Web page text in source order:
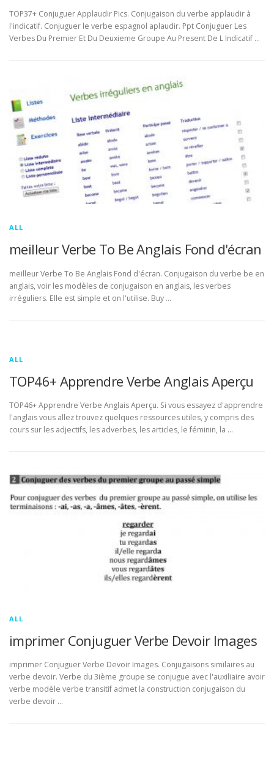
TOP37+ Conjuguer Applaudir Pics. Conjugaison du verbe applaudir à
l'indicatif. Conjuguer le verbe espagnol aplaudir. Ppt Conjuguer Les
Verbes Du Premier Et Du Deuxieme Groupe Au Present De L Indicatif …
ALL
meilleur Verbe To Be Anglais Fond d'écran
meilleur Verbe To Be Anglais Fond d'écran. Conjugaison du verbe be en
anglais, voir les modèles de conjugaison en anglais, les verbes
irréguliers. Elle est simple et on l'utilise. Buy …
ALL
TOP46+ Apprendre Verbe Anglais Aperçu
TOP46+ Apprendre Verbe Anglais Aperçu. Si vous essayez d'apprendre
l'anglais vous allez trouvez quelques ressources utiles, y compris des
cours sur les adjectifs, les adverbes, les articles, le féminin, la …
ALL
imprimer Conjuguer Verbe Devoir Images
imprimer Conjuguer Verbe Devoir Images. Conjugaisons similaires au
verbe devoir. Verbe du 3ième groupe se conjugue avec l'auxiliaire avoir
verbe modèle verbe transitif admet la construction conjugaison du
verbe devoir …